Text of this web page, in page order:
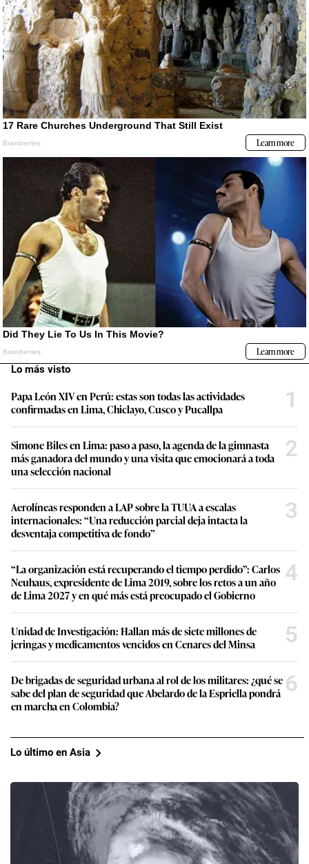
Lo más visto
Papa León XIV en Perú: estas son todas las actividades
confirmadas en Lima, Chiclayo, Cusco y Pucallpa
1
Simone Biles en Lima: paso a paso, la agenda de la gimnasta
más ganadora del mundo y una visita que emocionará a toda
una selección nacional
2
Aerolíneas responden a LAP sobre la TUUA a escalas
internacionales: “Una reducción parcial deja intacta la
desventaja competitiva de fondo”
3
“La organización está recuperando el tiempo perdido”: Carlos
Neuhaus, expresidente de Lima 2019, sobre los retos a un año
de Lima 2027 y en qué más está preocupado el Gobierno
4
Unidad de Investigación: Hallan más de siete millones de
jeringas y medicamentos vencidos en Cenares del Minsa
5
De brigadas de seguridad urbana al rol de los militares: ¿qué se
sabe del plan de seguridad que Abelardo de la Espriella pondrá
en marcha en Colombia?
6
Lo último en Asia